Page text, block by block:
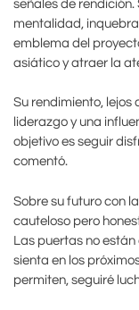
señales de rendición.
mentalidad,
emblema del
asiático y atraer la
Su rendimiento, lejos
liderazgo y una
objetivo es seguir
comentó.
Sobre su futuro con
cauteloso pero
Las puertas no
sienta en los
permiten, seguiré